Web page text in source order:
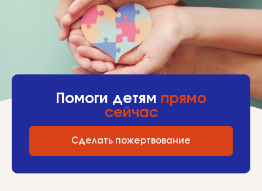
Помоги детям прямо
сейчас
Сделать пожертвование